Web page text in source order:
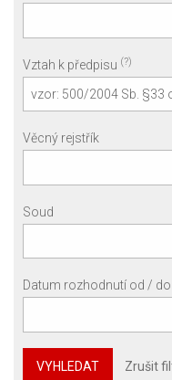
Vztah k předpisu (?)
Věcný rejstřík
Soud
Datum rozhodnutí od / do
VYHLEDAT Zrušit